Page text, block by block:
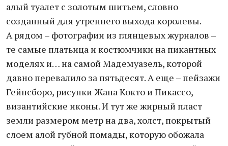
алый туалет с золотым шитьем, словно
созданный для утреннего выхода королевы.
А рядом – фотографии из глянцевых журналов –
те самые платьица и костюмчики на пикантных
моделях и… на самой Мадемуазель, которой
давно перевалило за пятьдесят. А еще – пейзажи
Гейнсборо, рисунки Жана Кокто и Пикассо,
византийские иконы. И тут же жирный пласт
земли размером метр на два, холст, покрытый
слоем алой губной помады, которую обожала